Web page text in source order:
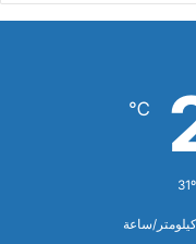
℃